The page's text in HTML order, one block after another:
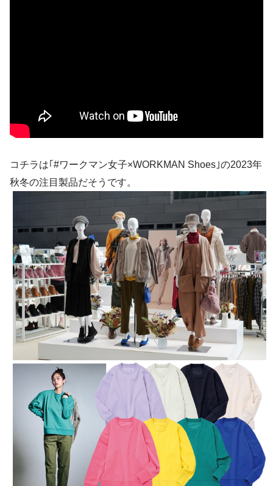
コチラは｢#ワークマン女子×WORKMAN Shoes｣の2023年
秋冬の注目製品だそうです。